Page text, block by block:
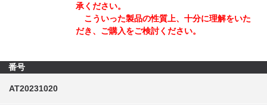
承ください。
こういった製品の性質上、十分に理解をいた
だき、ご購入をご検討ください。
番号
AT20231020